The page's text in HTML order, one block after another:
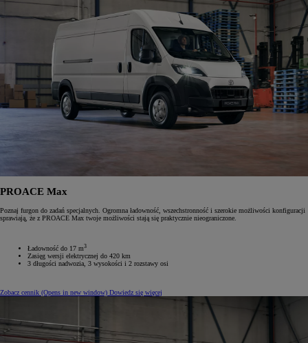
PROACE Max
Poznaj furgon do zadań specjalnych. Ogromna ładowność, wszechstronność i szerokie możliwości konfiguracji
sprawiają, że z PROACE Max twoje możliwości stają się praktycznie nieograniczone.
Ładowność do 17 m3
Zasięg wersji elektrycznej do 420 km
3 długości nadwozia, 3 wysokości i 2 rozstawy osi
Zobacz cennik (Opens in new window) Dowiedz się więcej